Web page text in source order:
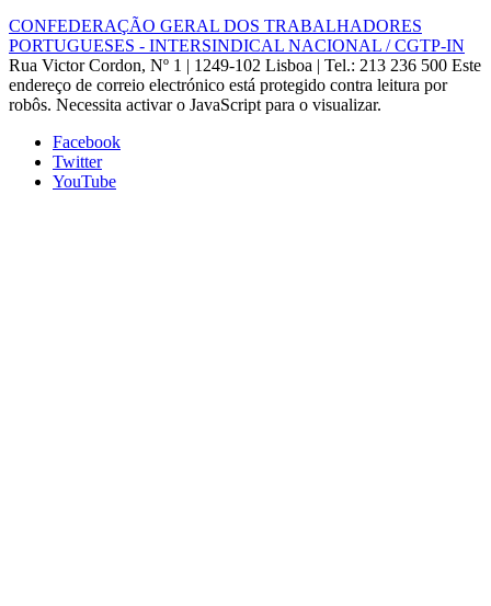
CONFEDERAÇÃO GERAL DOS TRABALHADORES
PORTUGUESES - INTERSINDICAL NACIONAL / CGTP-IN
Rua Victor Cordon, Nº 1 | 1249-102 Lisboa | Tel.: 213 236 500 Este
endereço de correio electrónico está protegido contra leitura por
robôs. Necessita activar o JavaScript para o visualizar.
Facebook
Twitter
YouTube